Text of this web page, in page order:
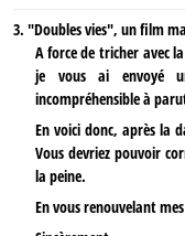
3. "Doubles vies", un film
A force de tricher avec
je vous ai envoyé
incompréhensible à
En voici donc, après la
Vous devriez pouvoir
la peine.
En vous renouvelant